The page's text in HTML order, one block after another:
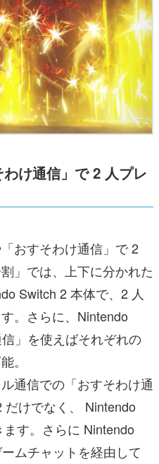
わけ通信」で 2 人プレ
おすそわけ通信」で 2
」では、上下に分かれた
Switch 2 本体で、2 人
。さらに、Nintendo
」を使えばそれぞれの
。
通信での「おすそわけ通
けでなく、 Nintendo
す。さらに Nintendo
ムチャットを経由して